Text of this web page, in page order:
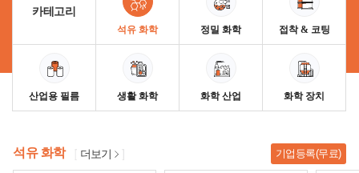
베트남 바이어가 MAP 12-61 인산모노암모늄 제품을 찾고 있습니다.
카테고리
석유 화학 정밀 화학 접착 & 코팅
산업용 필름 생활 화학 화학 산업 화학 장치
석유 화학 더보기 기업등록(무료)